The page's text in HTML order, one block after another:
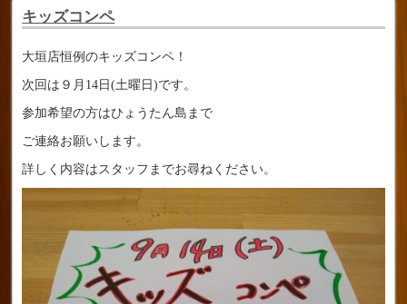
キッズコンペ
大垣店恒例のキッズコンペ！
次回は９月14日(土曜日)です。
参加希望の方はひょうたん島まで
ご連絡お願いします。
詳しく内容はスタッフまでお尋ねください。